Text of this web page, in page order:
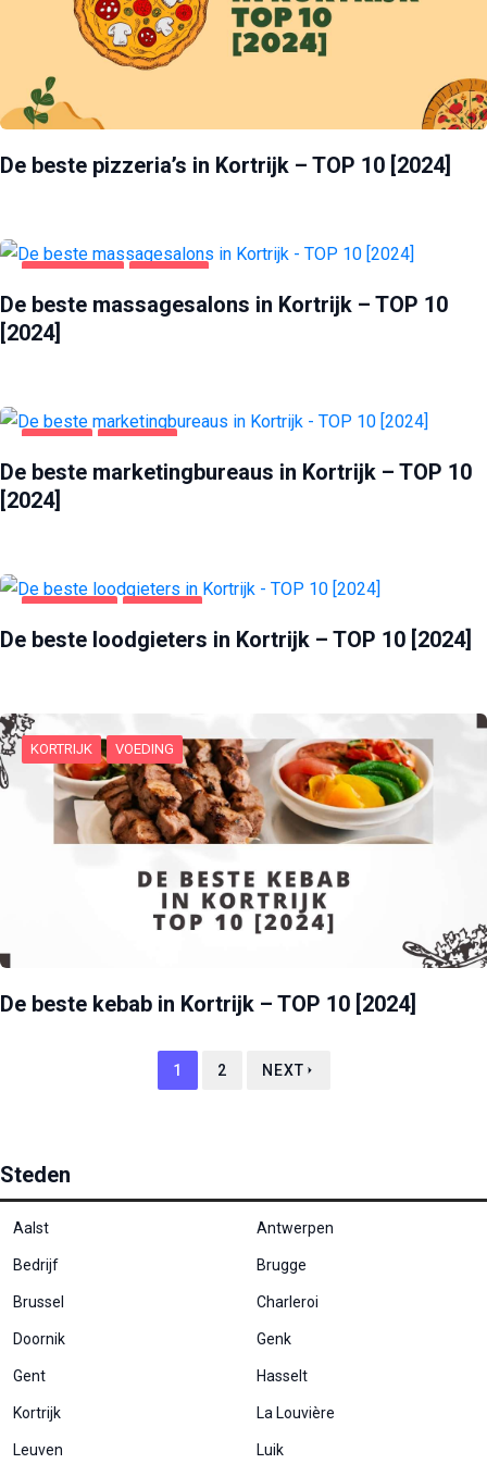
De beste pizzeria’s in Kortrijk – TOP 10 [2024]
AMUSEMENT KORTRIJK
De beste massagesalons in Kortrijk – TOP 10
[2024]
BEDRIJF KORTRIJK
De beste marketingbureaus in Kortrijk – TOP 10
[2024]
HUIS & TUIN KORTRIJK
De beste loodgieters in Kortrijk – TOP 10 [2024]
KORTRIJK VOEDING
De beste kebab in Kortrijk – TOP 10 [2024]
1 2 NEXT
Steden
Aalst Antwerpen
Bedrijf Brugge
Brussel Charleroi
Doornik Genk
Gent Hasselt
Kortrijk La Louvière
Leuven Luik